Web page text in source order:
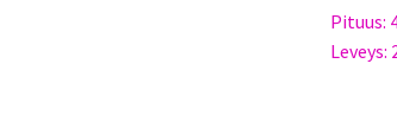
Pituus:
Leveys: